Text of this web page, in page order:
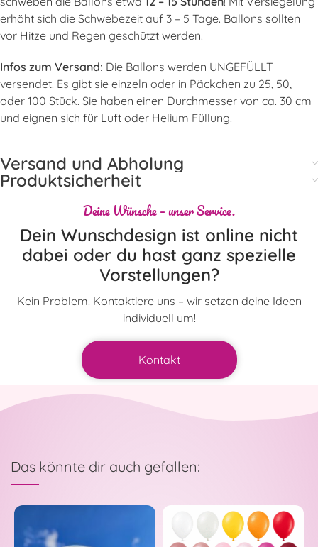
erhöht sich die Schwebezeit auf 3 – 5 Tage. Ballons sollten
vor Hitze und Regen geschützt werden.
Infos zum Versand: Die Ballons werden UNGEFÜLLT
versendet. Es gibt sie einzeln oder in Päckchen zu 25, 50,
oder 100 Stück. Sie haben einen Durchmesser von ca. 30 cm
und eignen sich für Luft oder Helium Füllung.
Versand und Abholung
Produktsicherheit
Deine Wünsche – unser Service.
Dein Wunschdesign ist online nicht
dabei oder du hast ganz spezielle
Vorstellungen?
Kein Problem! Kontaktiere uns – wir setzen deine Ideen
individuell um!
Kontakt
Das könnte dir auch gefallen: